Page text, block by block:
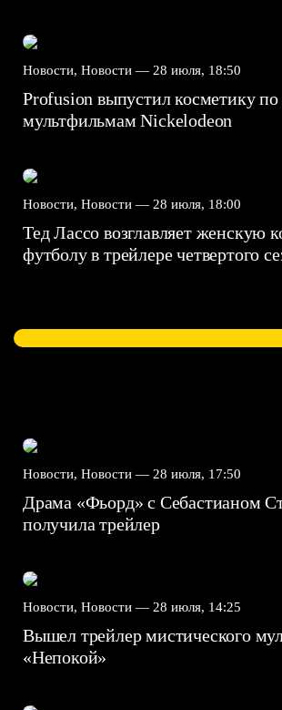
Новости, Новости — 28 июля, 18:50
Profusion выпустил косметику по
мультфильмам Nickelodeon
Новости, Новости — 28 июля, 18:00
Тед Лассо возглавляет женскую
футболу в трейлере четвертого
Новости, Новости — 28 июля, 17:50
Драма «Фьорд» с Себастианом
получила трейлер
Новости, Новости — 28 июля, 14:25
Вышел трейлер мистического
«Непокой»